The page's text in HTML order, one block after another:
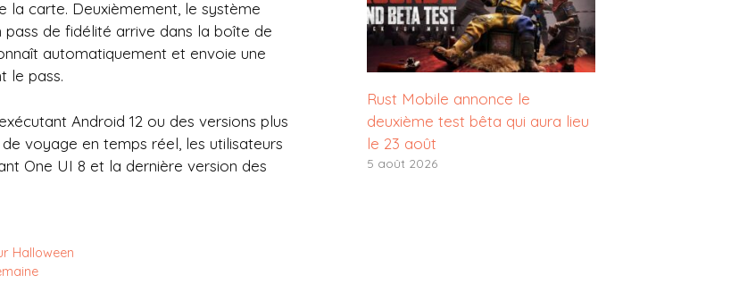
la carte. Deuxièmement, le système
de fidélité arrive dans la boîte de
automatiquement et envoie une
le pass.
Android 12 ou des versions plus
voyage en temps réel, les utilisateurs
One UI 8 et la dernière version des
Halloween
Rust Mobile annonce le
deuxième test bêta qui aura lieu
le 23 août
5 août 2026